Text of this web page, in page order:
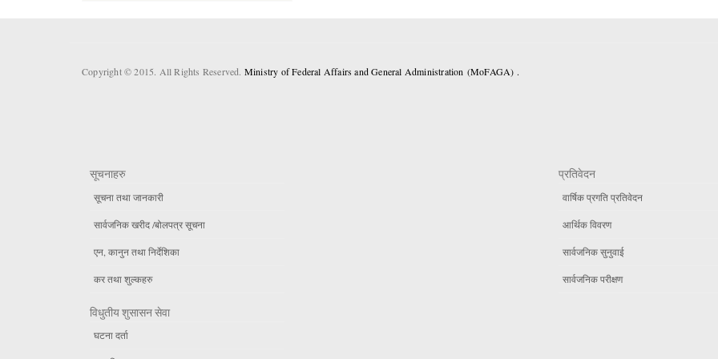
Copyright © 2015. All Rights Reserved. Ministry of Federal Affairs and General Administration (MoFAGA) .
सूचनाहरु
सूचना तथा जानकारी
सार्वजनिक खरीद /बोलपत्र सूचना
एन, कानुन तथा निर्देशिका
कर तथा शुल्कहरु
विधुतीय शुसासन सेवा
घटना दर्ता
प्रतिवेदन
वार्षिक प्रगति प्रतिवेदन
आर्थिक विवरण
सार्वजनिक सुनुवाई
सार्वजनिक परीक्षण